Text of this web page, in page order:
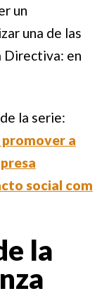
un
una de las
Directiva: en
la serie:
promover a
social com
la